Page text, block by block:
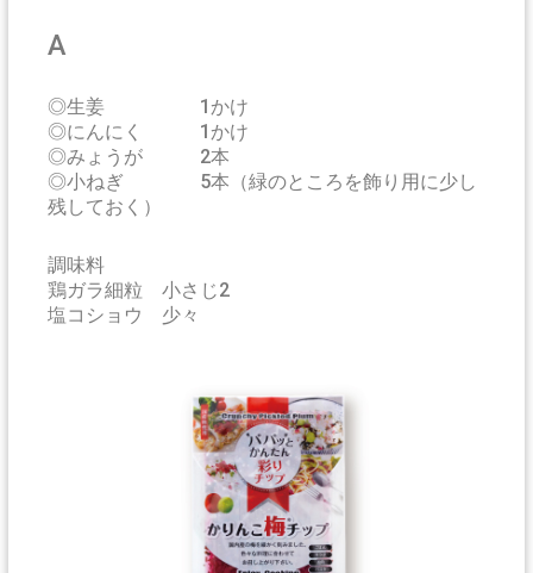
A
◎生姜 1かけ
◎にんにく 1かけ
◎みょうが 2本
◎小ねぎ 5本（緑のところを飾り用に少し
残しておく）
調味料
鶏ガラ細粒 小さじ2
塩コショウ 少々